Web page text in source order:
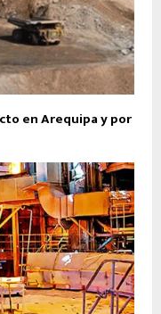
en Arequipa y por